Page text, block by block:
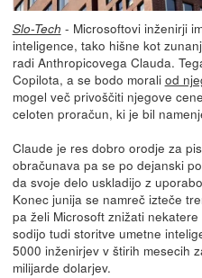
Slo-Tech - Microsoftovi inženirji
inteligence, tako hišne kot
radi Anthropicovega Clauda.
Copilota, a se bodo morali od
mogel več privoščiti njegove
celoten proračun, ki je bil
Claude je res dobro orodje za
obračunava pa se po dejanski
da svoje delo uskladijo z
Konec junija se namreč izteče
pa želi Microsoft znižati
sodijo tudi storitve umetne
5000 inženirjev v štirih mesecih
milijarde dolarjev.